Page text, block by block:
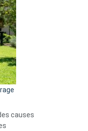
causes